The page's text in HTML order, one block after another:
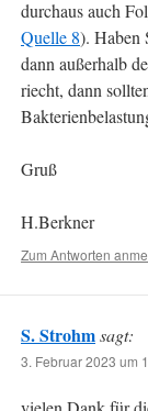
durchaus auch
Quelle 8). Haben
dann außerhalb
riecht, dann
Gruß
H.Berkner
Zum Antworten
S. Strohmsagt:
3. Februar 2023 um